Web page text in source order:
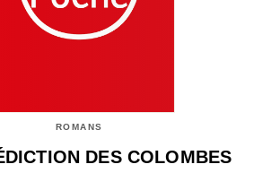
ROMANS
DES COLOMBES